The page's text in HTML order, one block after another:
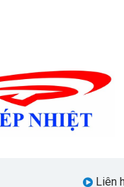
Liên